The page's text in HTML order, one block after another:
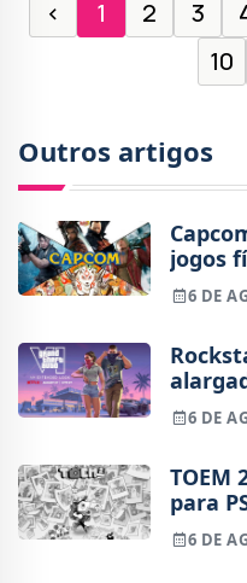
‹ 1 2 3
10
Outros artigos
jogos
6 DE
agosto
6 DE
TOEM
para
6 DE